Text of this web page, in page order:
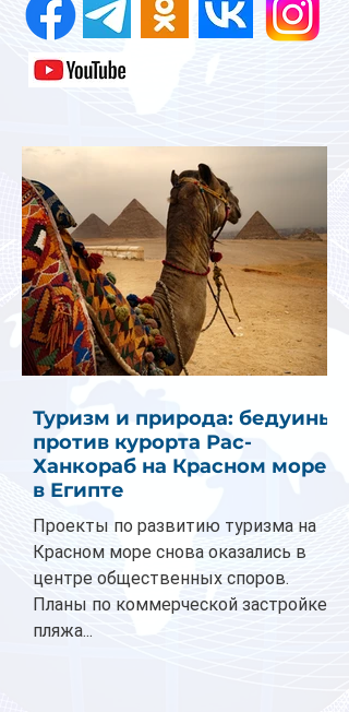
Туризм и природа: бедуины
против курорта Рас-
Ханкораб на Красном море
в Египте
Проекты по развитию туризма на
Красном море снова оказались в
центре общественных споров.
Планы по коммерческой застройке
пляжа...